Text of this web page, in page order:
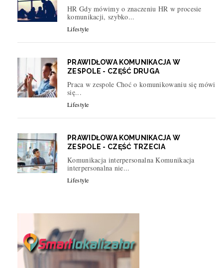
HR Gdy mówimy o znaczeniu HR w procesie
komunikacji, szybko...
Lifestyle
PRAWIDŁOWA KOMUNIKACJA W
ZESPOLE - CZĘŚĆ DRUGA
Praca w zespole Choć o komunikowaniu się mówi
się...
Lifestyle
PRAWIDŁOWA KOMUNIKACJA W
ZESPOLE - CZĘŚĆ TRZECIA
Komunikacja interpersonalna Komunikacja
interpersonalna nie...
Lifestyle